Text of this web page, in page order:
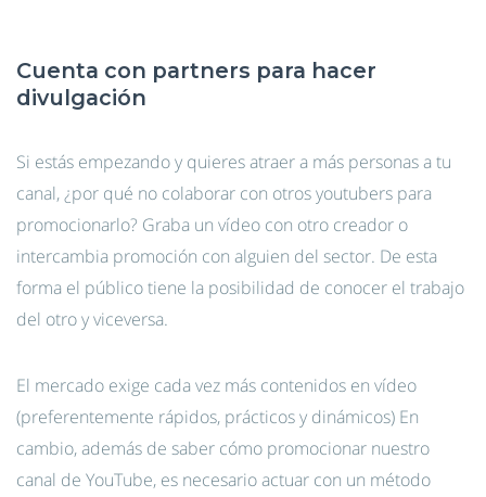
Cuenta con partners para hacer
divulgación
Si estás empezando y quieres atraer a más personas a tu
canal, ¿por qué no colaborar con otros youtubers para
promocionarlo? Graba un vídeo con otro creador o
intercambia promoción con alguien del sector. De esta
forma el público tiene la posibilidad de conocer el trabajo
del otro y viceversa.
El mercado exige cada vez más contenidos en vídeo
(preferentemente rápidos, prácticos y dinámicos) En
cambio, además de saber cómo promocionar nuestro
canal de YouTube, es necesario actuar con un método